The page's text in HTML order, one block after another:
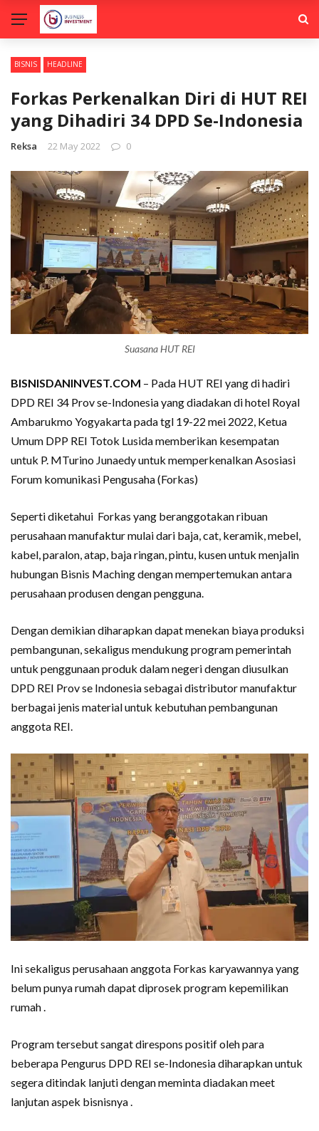
BISNIS HEADLINE
Forkas Perkenalkan Diri di HUT REI
yang Dihadiri 34 DPD Se-Indonesia
Reksa 22 May 2022 0
Suasana HUT REI
BISNISDANINVEST.COM – Pada HUT REI yang di hadiri
DPD REI 34 Prov se-Indonesia yang diadakan di hotel Royal
Ambarukmo Yogyakarta pada tgl 19-22 mei 2022, Ketua
Umum DPP REI Totok Lusida memberikan kesempatan
untuk P. MTurino Junaedy untuk memperkenalkan Asosiasi
Forum komunikasi Pengusaha (Forkas)
Seperti diketahui Forkas yang beranggotakan ribuan
perusahaan manufaktur mulai dari baja, cat, keramik, mebel,
kabel, paralon, atap, baja ringan, pintu, kusen untuk menjalin
hubungan Bisnis Maching dengan mempertemukan antara
perusahaan produsen dengan pengguna.
Dengan demikian diharapkan dapat menekan biaya produksi
pembangunan, sekaligus mendukung program pemerintah
untuk penggunaan produk dalam negeri dengan diusulkan
DPD REI Prov se Indonesia sebagai distributor manufaktur
berbagai jenis material untuk kebutuhan pembangunan
anggota REI.
Ini sekaligus perusahaan anggota Forkas karyawannya yang
belum punya rumah dapat diprosek program kepemilikan
rumah .
Program tersebut sangat direspons positif oleh para
beberapa Pengurus DPD REI se-Indonesia diharapkan untuk
segera ditindak lanjuti dengan meminta diadakan meet
lanjutan aspek bisnisnya .